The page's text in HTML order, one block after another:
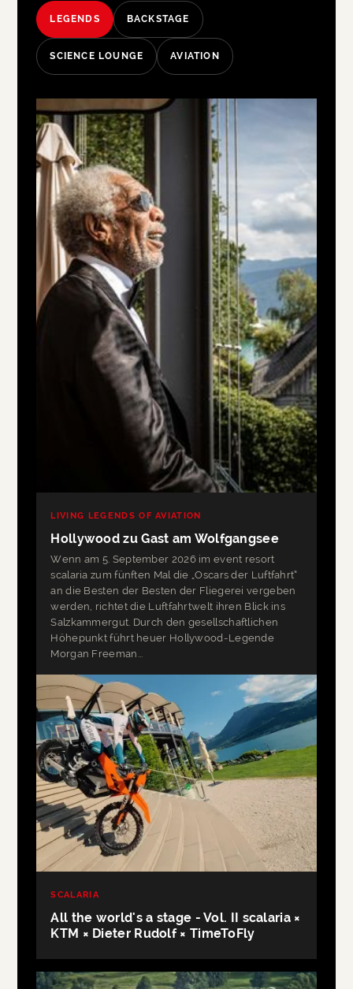
LEGENDS BACKSTAGE
SCIENCE LOUNGE AVIATION
LIVING LEGENDS OF AVIATION
Hollywood zu Gast am Wolfgangsee
Wenn am 5. September 2026 im event resort
scalaria zum fünften Mal die „Oscars der Luftfahrt“
an die Besten der Besten der Fliegerei vergeben
werden, richtet die Luftfahrtwelt ihren Blick ins
Salzkammergut. Durch den gesellschaftlichen
Höhepunkt führt heuer Hollywood-Legende
Morgan Freeman...
SCALARIA
All the world's a stage - Vol. II scalaria ×
KTM × Dieter Rudolf × TimeToFly